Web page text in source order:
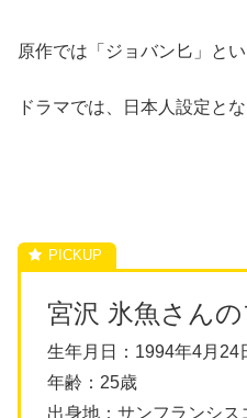
原作では「ジョバン匕」と
ドラマでは、日本人設定とな
宮沢 氷魚さん
生年月日：1994年4月24
年齢：25歳
出身地：サンフランシス